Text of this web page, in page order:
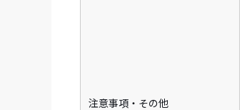
注意事項・その他